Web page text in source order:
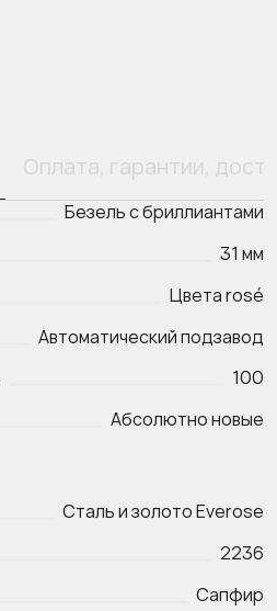
Оплата, гарантии,
Безель с бриллиантами
31 мм
Цвета rosé
Автоматический подзавод
100
Абсолютно новые
Сталь и золото Everose
2236
Сапфир